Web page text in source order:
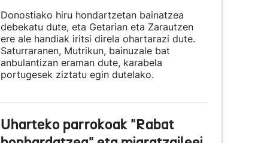
Donostiako hiru hondartzetan bainatzea
debekatu dute, eta Getarian eta Zarautzen
ere ale handiak iritsi direla ohartarazi dute.
Saturraranen, Mutrikun, bainuzale bat
anbulantizan eraman dute, karabela
portugesek ziztatu egin dutelako.
Uharteko parrokoak "Rabat